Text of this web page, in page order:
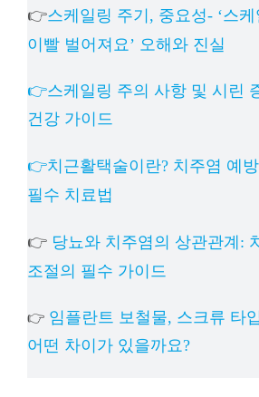
👉스케일링 주기, 중요성- ‘스
이빨 벌어져요’ 오해와 진실
👉스케일링 주의 사항 및 시린
건강 가이드
👉치근활택술이란? 치주염 예
필수 치료법
👉 당뇨와 치주염의 상관관계:
조절의 필수 가이드
👉 임플란트 보철물, 스크류 타
어떤 차이가 있을까요?